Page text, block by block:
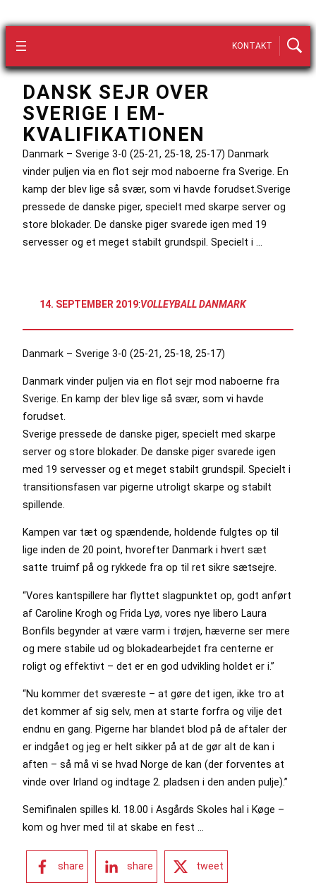
KONTAKT
DANSK SEJR OVER
SVERIGE I EM-
KVALIFIKATIONEN
Danmark – Sverige 3-0 (25-21, 25-18, 25-17) Danmark
vinder puljen via en flot sejr mod naboerne fra Sverige. En
kamp der blev lige så svær, som vi havde forudset.Sverige
pressede de danske piger, specielt med skarpe server og
store blokader. De danske piger svarede igen med 19
servesser og et meget stabilt grundspil. Specielt i …
14. SEPTEMBER 2019:VOLLEYBALL DANMARK
Danmark – Sverige 3-0 (25-21, 25-18, 25-17)
Danmark vinder puljen via en flot sejr mod naboerne fra
Sverige. En kamp der blev lige så svær, som vi havde
forudset.
Sverige pressede de danske piger, specielt med skarpe
server og store blokader. De danske piger svarede igen
med 19 servesser og et meget stabilt grundspil. Specielt i
transitionsfasen var pigerne utroligt skarpe og stabilt
spillende.
Kampen var tæt og spændende, holdende fulgtes op til
lige inden de 20 point, hvorefter Danmark i hvert sæt
satte truimf på og rykkede fra op til ret sikre sætsejre.
“Vores kantspillere har flyttet slagpunktet op, godt anført
af Caroline Krogh og Frida Lyø, vores nye libero Laura
Bonfils begynder at være varm i trøjen, hæverne ser mere
og mere stabile ud og blokadearbejdet fra centerne er
roligt og effektivt – det er en god udvikling holdet er i.”
“Nu kommer det sværeste – at gøre det igen, ikke tro at
det kommer af sig selv, men at starte forfra og vilje det
endnu en gang. Pigerne har blandet blod på de aftaler der
er indgået og jeg er helt sikker på at de gør alt de kan i
aften – så må vi se hvad Norge de kan (der forventes at
vinde over Irland og indtage 2. pladsen i den anden pulje).”
Semifinalen spilles kl. 18.00 i Asgårds Skoles hal i Køge –
kom og hver med til at skabe en fest …
share share tweet